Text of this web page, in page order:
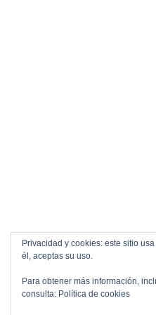
Privacidad y cookies: este sitio
él, aceptas su uso.
Para obtener más información,
consulta: Política de cookies